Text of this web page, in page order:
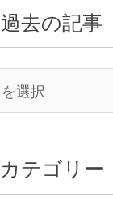
過去の記事
カテゴリー